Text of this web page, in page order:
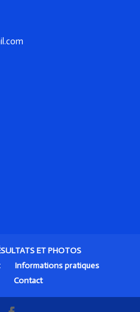
ET PHOTOS
Informations pratiques
Contact